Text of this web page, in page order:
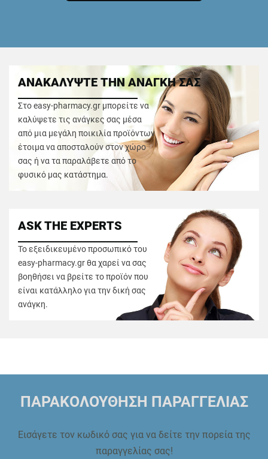
ΑΝΑΚΑΛΥΨΤΕ ΤΗΝ ΑΝΑΓΚΗ ΣΑΣ
Στο easy-pharmacy.gr μπορείτε να
καλύψετε τις ανάγκες σας μέσα
από μια μεγάλη ποικιλία προϊόντων
έτοιμα να αποσταλούν στον χώρο
σας ή να τα παραλάβετε από το
φυσικό μας κατάστημα.
ASK THE EXPERTS
Το εξειδικευμένο προσωπικό του
easy-pharmacy.gr θα χαρεί να σας
βοηθήσει να βρείτε το προϊόν που
είναι κατάλληλο για την δική σας
ανάγκη.
ΠΑΡΑΚΟΛΟΥΘΗΣΗ ΠΑΡΑΓΓΕΛΙΑΣ
Εισάγετε τον κωδικό σας για να δείτε την πορεία της
παραγγελίας σας!